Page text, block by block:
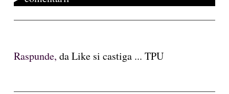
Raspunde, da Like si castiga ... TPU